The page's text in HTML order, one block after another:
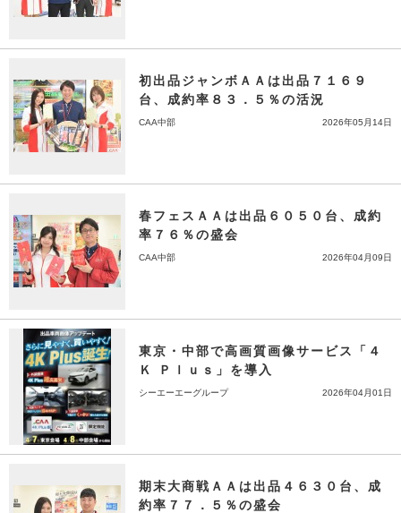
初出品ジャンボＡＡは出品７１６９
台、成約率８３．５％の活況
CAA中部 2026年05月14日
春フェスＡＡは出品６０５０台、成約
率７６％の盛会
CAA中部 2026年04月09日
東京・中部で高画質画像サービス「４
Ｋ Ｐｌｕｓ」を導入
シーエーエーグループ 2026年04月01日
期末大商戦ＡＡは出品４６３０台、成
約率７７．５％の盛会